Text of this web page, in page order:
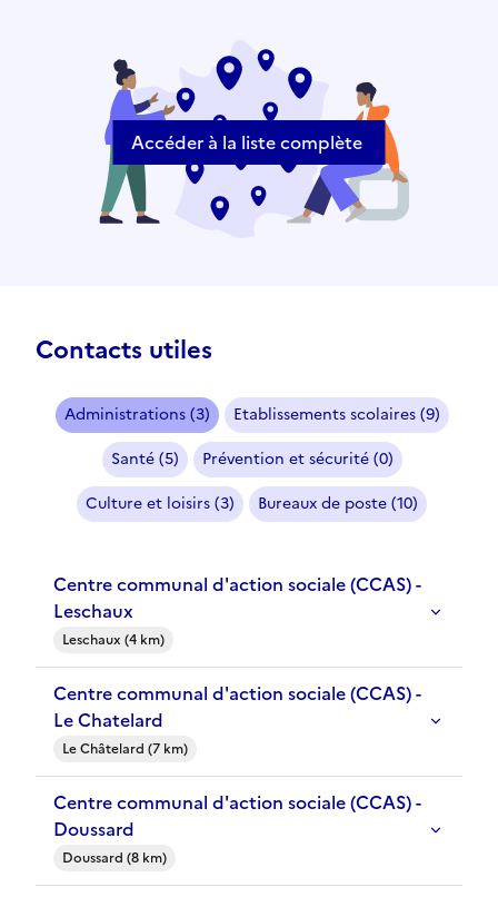
Accéder à la liste complète
Contacts utiles
Administrations (3)
Etablissements scolaires (9)
Santé (5)
Prévention et sécurité (0)
Culture et loisirs (3)
Bureaux de poste (10)
Centre communal d'action sociale (CCAS) -
Leschaux
Leschaux (4 km)
Centre communal d'action sociale (CCAS) -
Le Chatelard
Le Châtelard (7 km)
Centre communal d'action sociale (CCAS) -
Doussard
Doussard (8 km)